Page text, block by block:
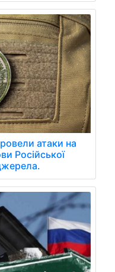
атаки на
Російської